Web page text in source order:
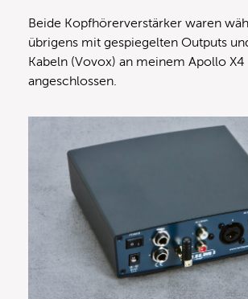
Beide Kopfhörerverstärker waren
übrigens mit gespiegelten Outputs
Kabeln (Vovox) an meinem Apollo X4
angeschlossen.